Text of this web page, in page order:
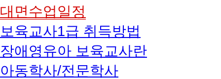
대면수업일정
보육교사1급 취득방법
장애영유아 보육교사란
아동학사/전문학사